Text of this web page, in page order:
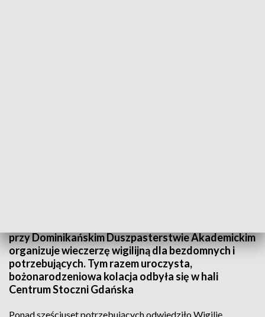
przy Dominikańskim Duszpasterstwie Akademickim
organizuje wieczerzę wigilijną dla bezdomnych i
potrzebujących. Tym razem uroczysta,
bożonarodzeniowa kolacja odbyła się w hali
Centrum Stoczni Gdańska
Ponad sześciuset potrzebujących odwiedziło Wigilię